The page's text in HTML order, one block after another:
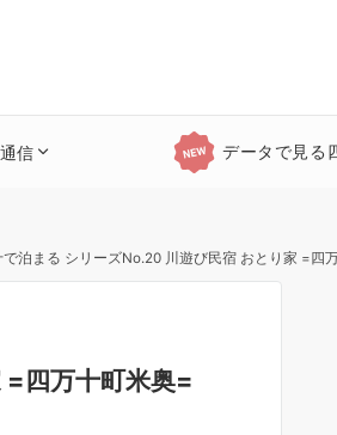
信 データで見る
で泊まる シリーズNo.20 川遊び民宿 おとり家 =四
四万十町米奥=